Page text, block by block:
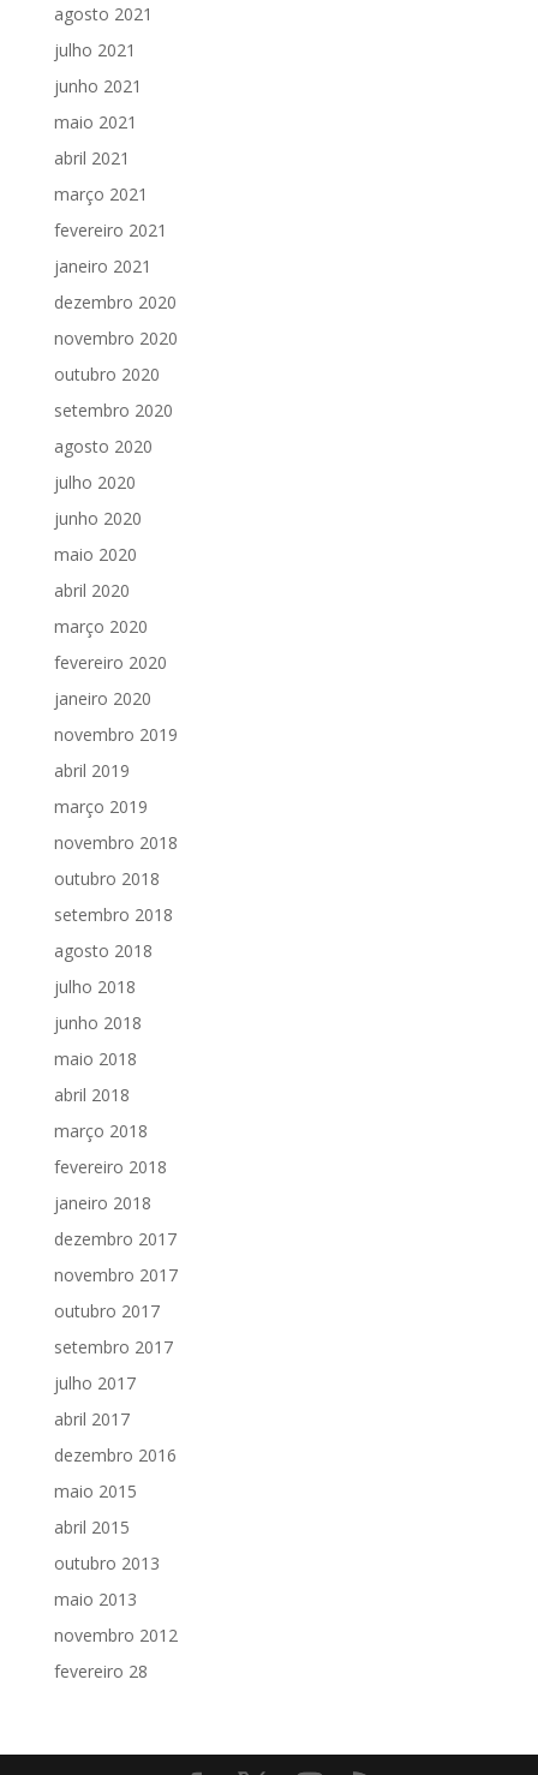
agosto 2021
julho 2021
junho 2021
maio 2021
abril 2021
março 2021
fevereiro 2021
janeiro 2021
dezembro 2020
novembro 2020
outubro 2020
setembro 2020
agosto 2020
julho 2020
junho 2020
maio 2020
abril 2020
março 2020
fevereiro 2020
janeiro 2020
novembro 2019
abril 2019
março 2019
novembro 2018
outubro 2018
setembro 2018
agosto 2018
julho 2018
junho 2018
maio 2018
abril 2018
março 2018
fevereiro 2018
janeiro 2018
dezembro 2017
novembro 2017
outubro 2017
setembro 2017
julho 2017
abril 2017
dezembro 2016
maio 2015
abril 2015
outubro 2013
maio 2013
novembro 2012
fevereiro 28